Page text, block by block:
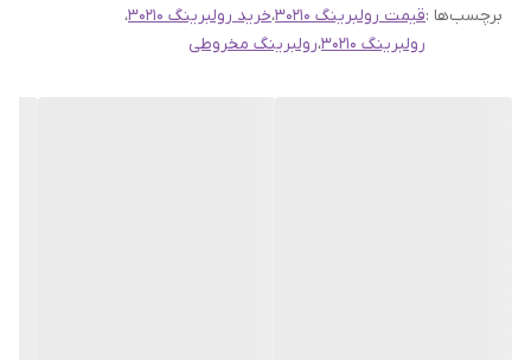
برچسب‌ها :قیمت رولبرینگ 30210 ،خرید رولبرینگ 30210
،
رولبرینگ 30210
،رولبرینگ مخروطی